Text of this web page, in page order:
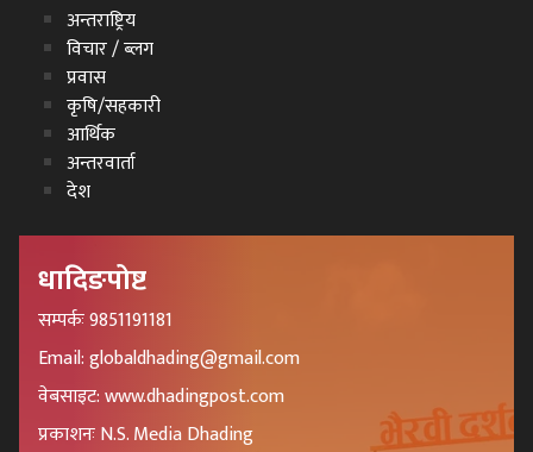
अन्तराष्ट्रिय
विचार / ब्लग
प्रवास
कृषि/सहकारी
आर्थिक
अन्तरवार्ता
देश
धादिङपोष्ट
सम्पर्कः 9851191181
Email: globaldhading@gmail.com
वेबसाइट: www.dhadingpost.com
प्रकाशनः N.S. Media Dhading